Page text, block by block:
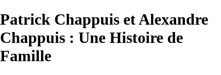
Patrick Chappuis et Alexandre
Chappuis : Une Histoire de
Famille